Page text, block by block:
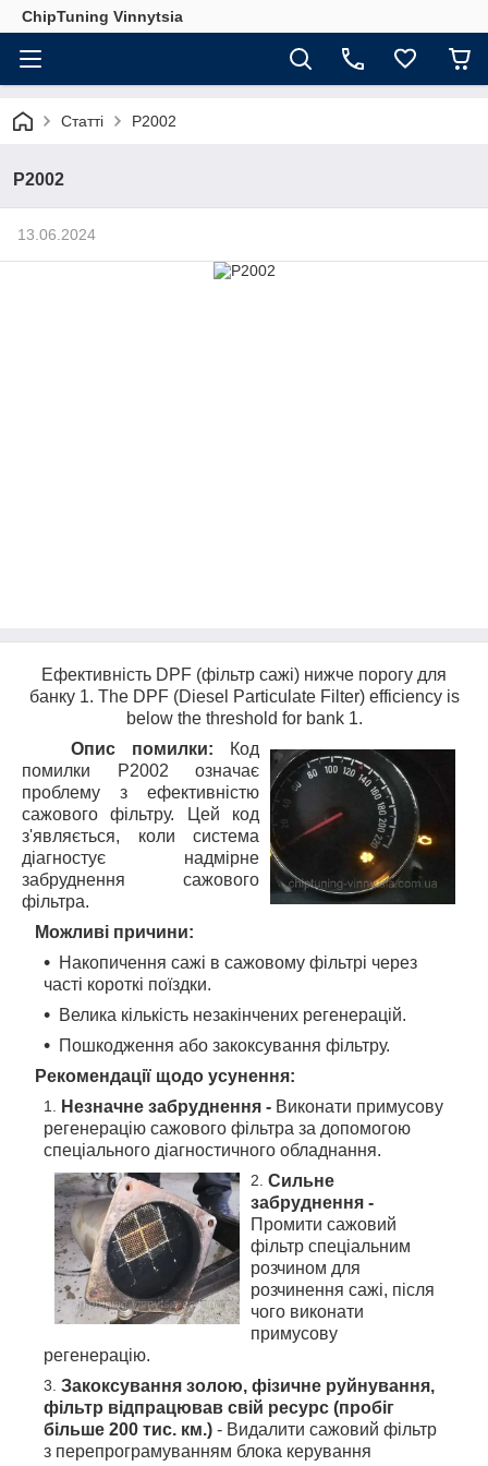
ChipTuning Vinnytsia
Статті P2002
P2002
13.06.2024
Ефективність DPF (фільтр сажі) нижче порогу для
банку 1. The DPF (Diesel Particulate Filter) efficiency is
below the threshold for bank 1.
Опис помилки: Код
помилки P2002 означає
проблему з ефективністю
сажового фільтру. Цей код
з'являється, коли система
діагностує надмірне
забруднення сажового
фільтра.
Можливі причини:
Накопичення сажі в сажовому фільтрі через
часті короткі поїздки.
Велика кількість незакінчених регенерацій.
Пошкодження або закоксування фільтру.
Рекомендації щодо усунення:
Незначне забруднення - Виконати примусову
регенерацію сажового фільтра за допомогою
спеціального діагностичного обладнання.
Сильне
забруднення -
Промити сажовий
фільтр спеціальним
розчином для
розчинення сажі, після
чого виконати
примусову
регенерацію.
Закоксування золою, фізичне руйнування,
фільтр відпрацював свій ресурс (пробіг
більше 200 тис. км.) - Видалити сажовий фільтр
з перепрограмуванням блока керування